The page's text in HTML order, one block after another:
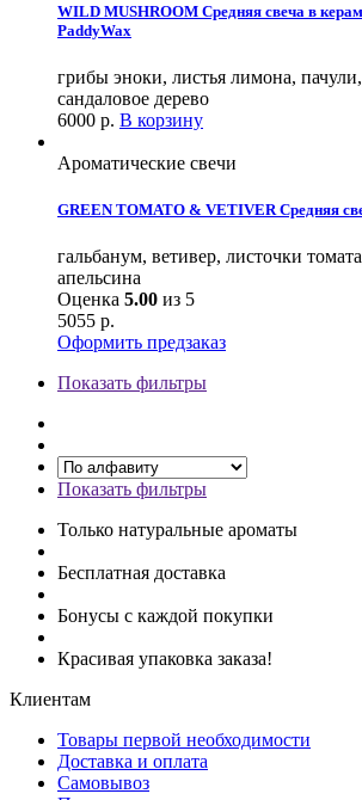
WILD MUSHROOM Средняя свеча в
PaddyWax
грибы эноки, листья лимона,
сандаловое дерево
6000 р. В корзину
Ароматические свечи
GREEN TOMATO & VETIVER Средняя
гальбанум, ветивер, листочки
апельсина
Оценка 5.00 из 5
5055 р.
Оформить предзаказ
Показать фильтры
Показать фильтры
Только натуральные ароматы
Бесплатная доставка
Бонусы с каждой покупки
Красивая упаковка заказа!
Клиентам
Товары первой необходимости
Доставка и оплата
Самовывоз